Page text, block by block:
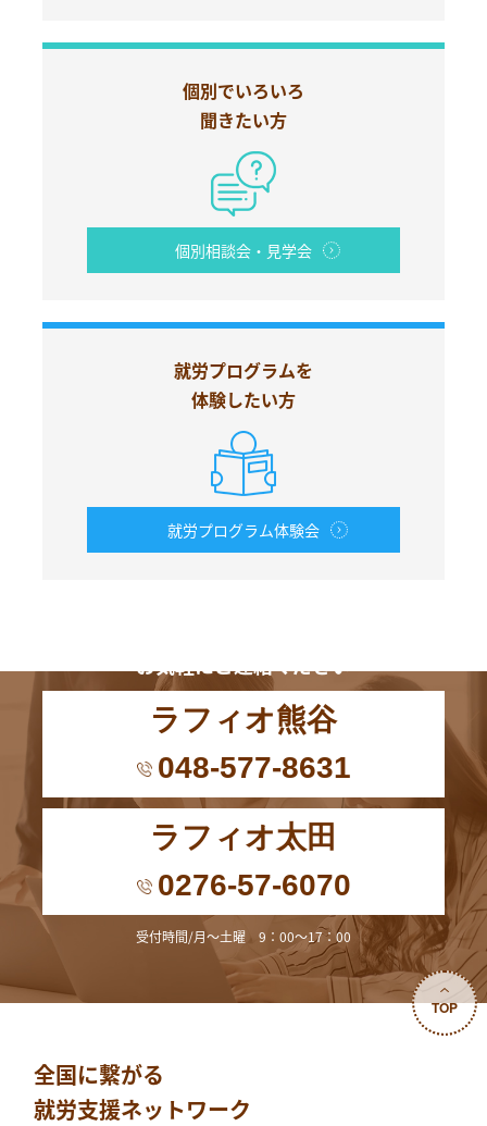
個別でいろいろ
聞きたい方
個別相談会・見学会
就労プログラムを
体験したい方
就労プログラム体験会
お気軽にご連絡ください
ラフィオ熊谷
048-577-8631
ラフィオ太田
0276-57-6070
受付時間/月～土曜 9：00～17：00
TOP
全国に繋がる
就労支援ネットワーク